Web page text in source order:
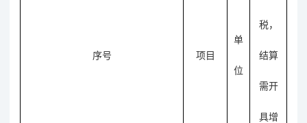
序号 项目
单
位
税，
结算
需开
具增